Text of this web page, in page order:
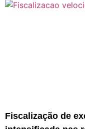
Fiscalização de